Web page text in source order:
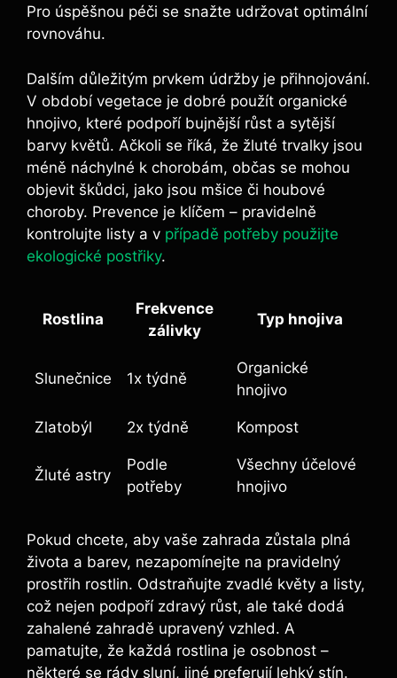
Pro úspěšnou péči se snažte udržovat optimální
rovnováhu.
Dalším důležitým prvkem údržby je přihnojování.
V období vegetace je dobré použít organické
hnojivo, které podpoří bujnější růst a sytější
barvy květů. Ačkoli se říká, že žluté trvalky jsou
méně náchylné k chorobám, občas se mohou
objevit škůdci, jako jsou mšice či houbové
choroby. Prevence je klíčem – pravidelně
kontrolujte listy a v případě potřeby použijte
ekologické postřiky.
Rostlina
Frekvence
zálivky
Typ hnojiva
Slunečnice 1x týdně
Organické
hnojivo
Zlatobýl 2x týdně Kompost
Žluté astry
Podle
potřeby
Všechny účelové
hnojivo
Pokud chcete, aby vaše zahrada zůstala plná
života a barev, nezapomínejte na pravidelný
prostřih rostlin. Odstraňujte zvadlé květy a listy,
což nejen podpoří zdravý růst, ale také dodá
zahalené zahradě upravený vzhled. A
pamatujte, že každá rostlina je osobnost –
některé se rády sluní, jiné preferují lehký stín.